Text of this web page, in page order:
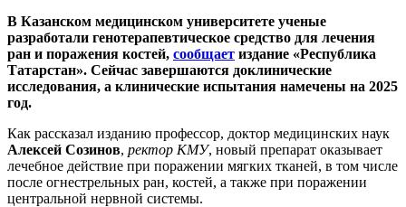
В Казанском медицинском университете ученые
разработали генотерапевтическое средство для лечения
ран и поражения костей, сообщает издание «Республика
Татарстан». Сейчас завершаются доклинические
исследования, а клинические испытания намечены на 2025
год.
Как рассказал изданию профессор, доктор медицинских наук
Алексей Созинов, ректор КМУ, новый препарат оказывает
лечебное действие при поражении мягких тканей, в том числе
после огнестрельных ран, костей, а также при поражении
центральной нервной системы.